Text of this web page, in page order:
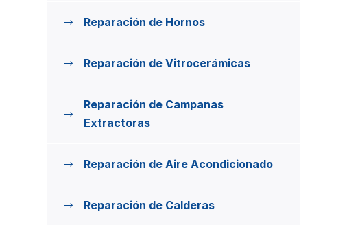
Reparación de Hornos
Reparación de Vitrocerámicas
Reparación de Campanas
Extractoras
Reparación de Aire Acondicionado
Reparación de Calderas